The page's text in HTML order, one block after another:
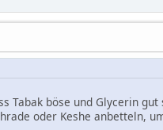
Tabak böse und Glycerin
oder Keshe anbetteln,